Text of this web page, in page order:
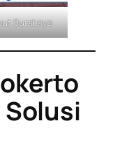
Surabaya